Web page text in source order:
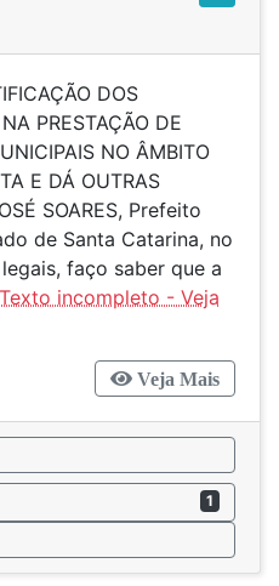
DOS
PRESTAÇÃO DE
NO ÂMBITO
E DÁ OUTRAS
SOARES, Prefeito
de Santa Catarina, no
faço saber que a
Veja Mais
1